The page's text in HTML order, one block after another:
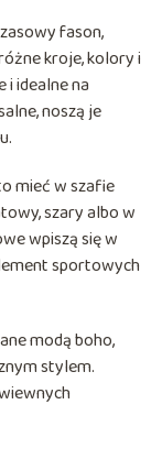
fason,
kroje, kolory i
idealne na
noszą je
mieć w szafie
szary albo w
wpiszą się w
sportowych
modą boho,
stylem.